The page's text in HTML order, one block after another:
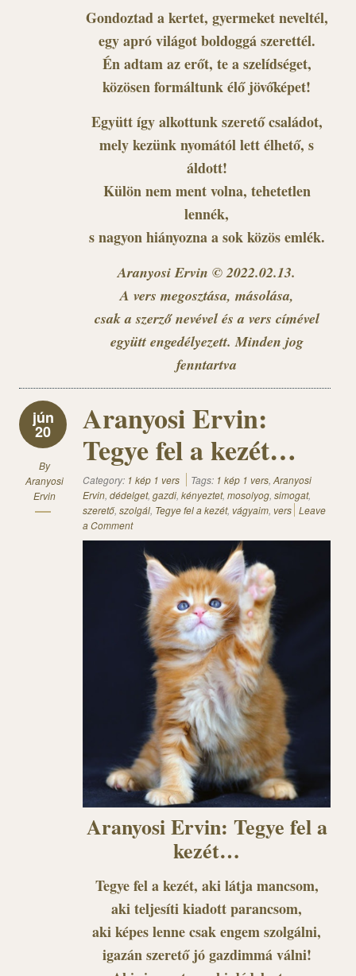
Gondoztad a kertet, gyermeket neveltél,
egy apró világot boldoggá szerettél.
Én adtam az erőt, te a szelídséget,
közösen formáltunk élő jövőképet!
Együtt így alkottunk szerető családot,
mely kezünk nyomától lett élhető, s
áldott!
Külön nem ment volna, tehetetlen
lennék,
s nagyon hiányozna a sok közös emlék.
Aranyosi Ervin © 2022.02.13.
A vers megosztása, másolása,
csak a szerző nevével és a vers címével
együtt engedélyezett. Minden jog
fenntartva
jún
20
By
Aranyosi
Ervin
Aranyosi Ervin:
Tegye fel a kezét…
Category: 1 kép 1 vers Tags: 1 kép 1 vers, Aranyosi
Ervin, dédelget, gazdi, kényeztet, mosolyog, simogat,
szerető, szolgál, Tegye fel a kezét, vágyaim, vers Leave
a Comment
Aranyosi Ervin: Tegye fel a
kezét…
Tegye fel a kezét, aki látja mancsom,
aki teljesíti kiadott parancsom,
aki képes lenne csak engem szolgálni,
igazán szerető jó gazdimmá válni!